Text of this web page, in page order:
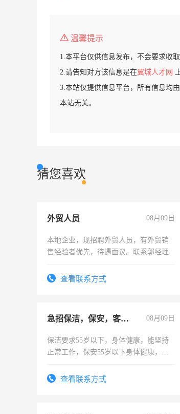
温馨提示
1.本平台仅供信息发布，不会要求收
2.请告知对方该信息是在翼城人才网
3.本站仅提供信息平台，所有信息均
本站无关。
猜您喜欢
外贸人员 08月09日
本地企业，现招聘外贸人员，有外贸销
售经验者优先，待遇面议。联系郭经理
查看联系方式
急招保洁，保安，客服，工程 08月09日
保洁要求55岁以下，身体健康，能坚持
正常工作，保安55岁以下身体健康，有
录，客服要求45岁以下高中以上文化，
查看联系方式